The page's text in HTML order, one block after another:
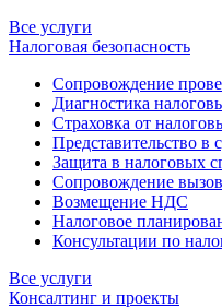
Все услуги
Налоговая безопасность
Сопровождение
Диагностика
Страховка от
Представительство в
Защита в налоговых
Сопровождение
Возмещение НДС
Налоговое
Консультации по
Все услуги
Консалтинг и проекты